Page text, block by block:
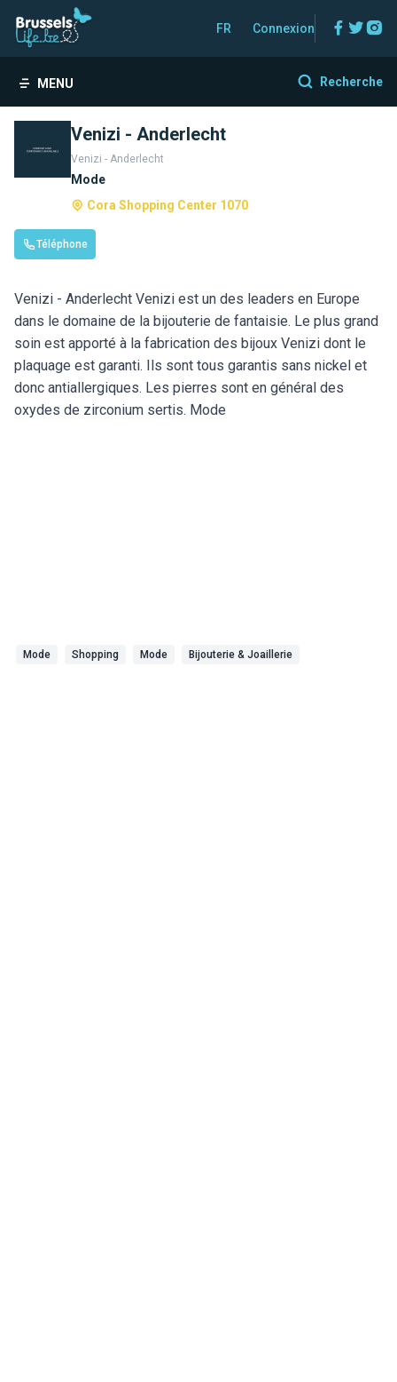
FR Connexion
MENU Recherche
Venizi - Anderlecht
Venizi - Anderlecht
Mode
Cora Shopping Center 1070
Téléphone
Venizi - Anderlecht Venizi est un des leaders en Europe
dans le domaine de la bijouterie de fantaisie. Le plus grand
soin est apporté à la fabrication des bijoux Venizi dont le
plaquage est garanti. Ils sont tous garantis sans nickel et
donc antiallergiques. Les pierres sont en général des
oxydes de zirconium sertis. Mode
Mode Shopping Mode Bijouterie & Joaillerie